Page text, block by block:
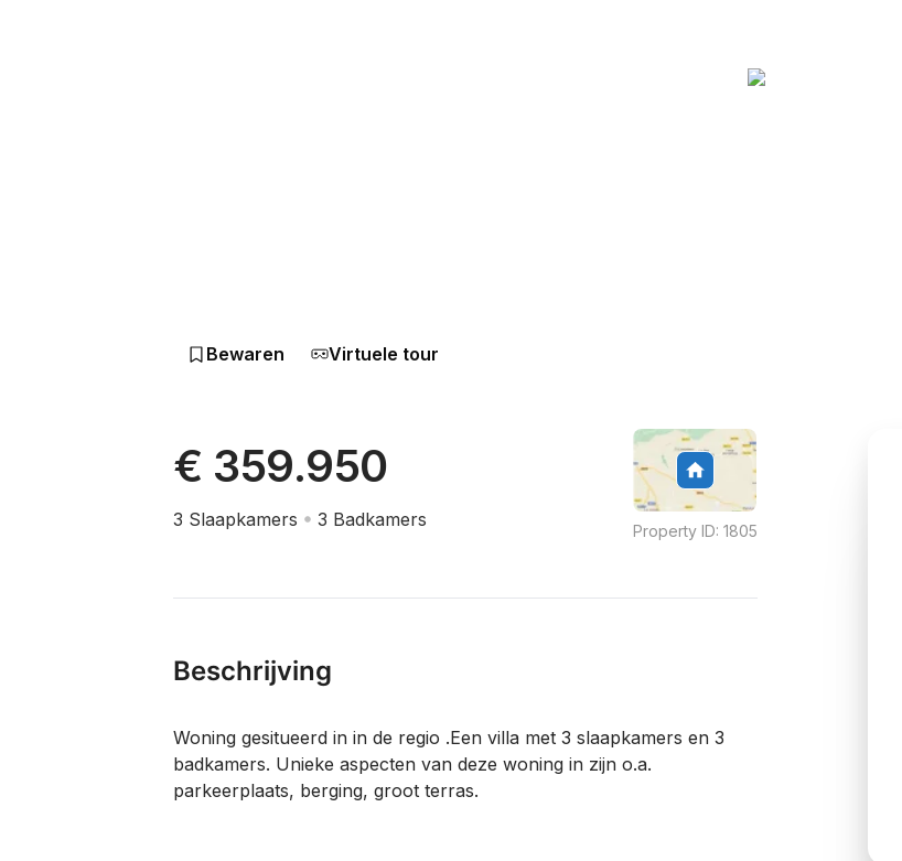
Bewaren Virtuele tour
€ 359.950
3 Slaapkamers 3 Badkamers
Property ID: 1805
Beschrijving
Woning gesitueerd in in de regio .Een villa met 3 slaapkamers en 3
badkamers. Unieke aspecten van deze woning in zijn o.a.
parkeerplaats, berging, groot terras.